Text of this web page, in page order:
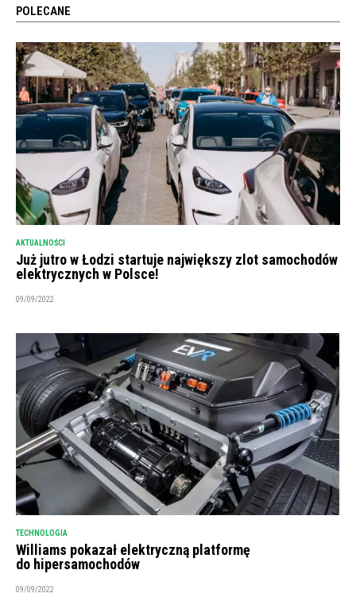
POLECANE
AKTUALNOŚCI
Już jutro w Łodzi startuje największy zlot samochodów
elektrycznych w Polsce!
09/09/2022
TECHNOLOGIA
Williams pokazał elektryczną platformę
do hipersamochodów
09/09/2022